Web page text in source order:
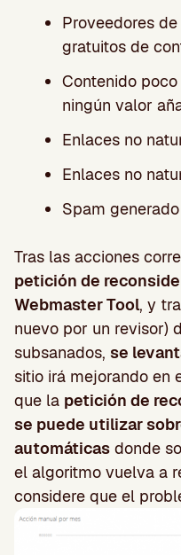
Proveedores
gratuitos de
Contenido
ningún valor
Enlaces no
Enlaces no
Spam
Tras las acciones
petición de
Webmaster Tool, y
nuevo por un revisor)
subsanados, se
sitio irá mejorando en
que la petición de
se puede utilizar
automáticas donde
el algoritmo vuelva a
considere que el